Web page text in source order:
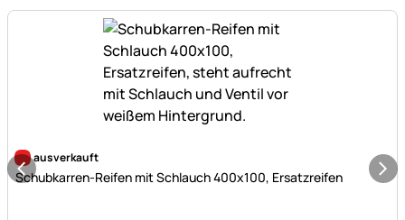
Noch keine Bewertungen abgegeben
ausverkauft
Schubkarren-Reifen mit Schlauch 400x100, Ersatzreifen